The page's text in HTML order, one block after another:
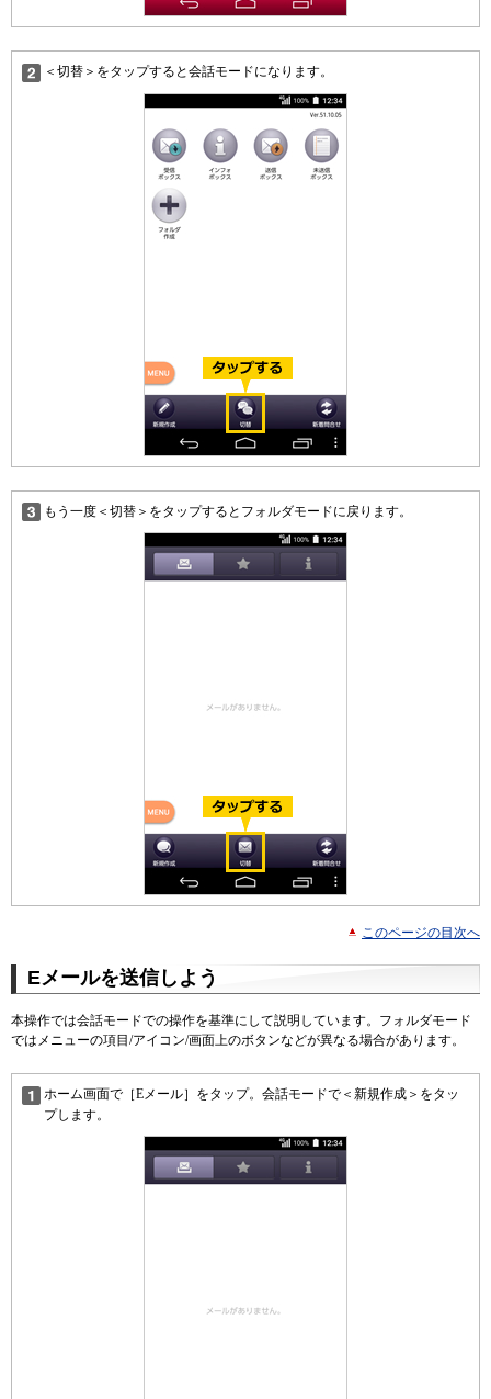
＜切替＞をタップすると会話モードになります。
もう一度＜切替＞をタップするとフォルダモードに戻ります。
このページの目次へ
Eメールを送信しよう
本操作では会話モードでの操作を基準にして説明しています。フォルダモード
ではメニューの項目/アイコン/画面上のボタンなどが異なる場合があります。
ホーム画面で［Eメール］をタップ。会話モードで＜新規作成＞をタッ
プします。